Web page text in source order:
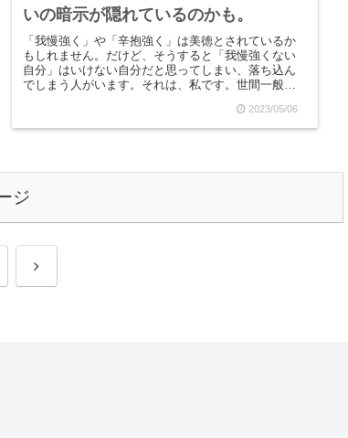
いの暗示が隠れているのかも。
「我慢強く」や「辛抱強く」は美徳とされているか
もしれません。だけど、そうすると「我慢強くない
自分」はいけない自分だと思ってしまい、落ち込ん
でしまう人がいます。それは、私です。世間一般で
2023/05/06
ジ
次